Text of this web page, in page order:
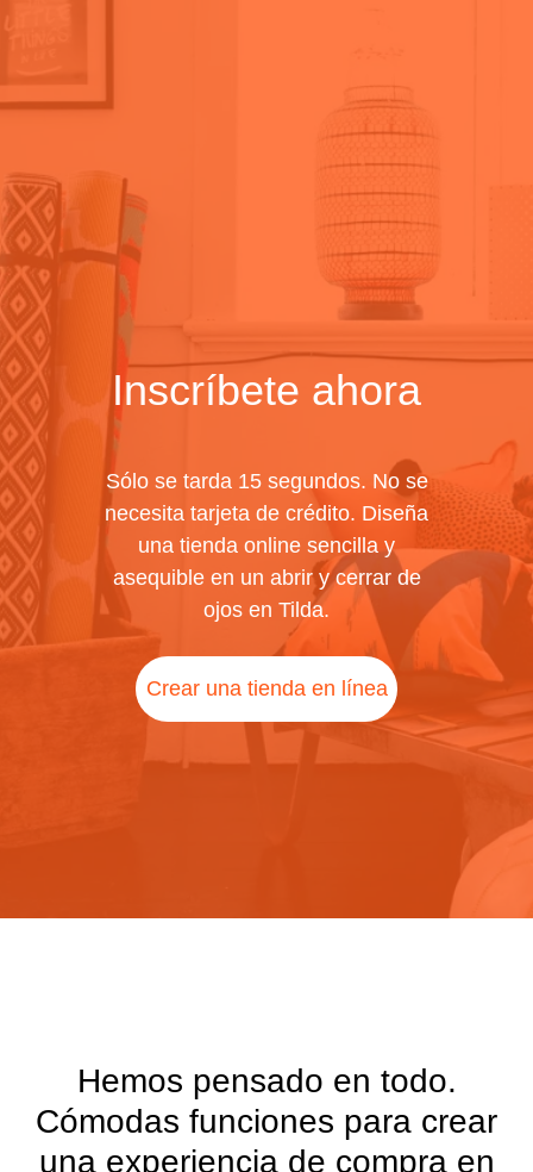
Inscríbete ahora
Sólo se tarda 15 segundos. No se
necesita tarjeta de crédito. Diseña
una tienda online sencilla y
asequible en un abrir y cerrar de
ojos en Tilda.
Crear una tienda en línea
Hemos pensado en todo.
Cómodas funciones para crear
una experiencia de compra en